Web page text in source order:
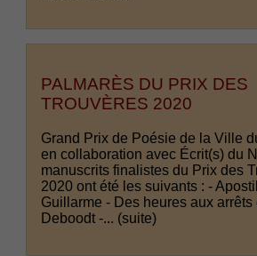
PALMARÈS DU PRIX DES
TROUVÈRES 2020
Grand Prix de Poésie de la Ville
en collaboration avec Écrit(s) du
manuscrits finalistes du Prix des
2020 ont été les suivants : -
Guillarme - Des heures aux arrêts
Deboodt -... (suite)